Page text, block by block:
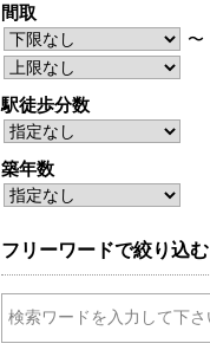
間取
〜
駅徒歩分数
築年数
フリーワードで絞り込む